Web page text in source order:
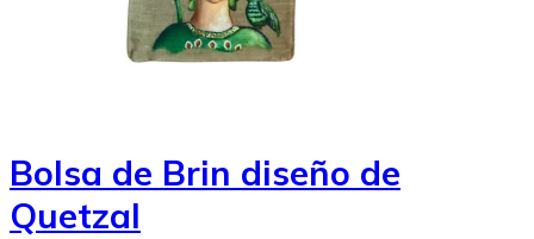
Bolsa de Brin diseño de
Quetzal